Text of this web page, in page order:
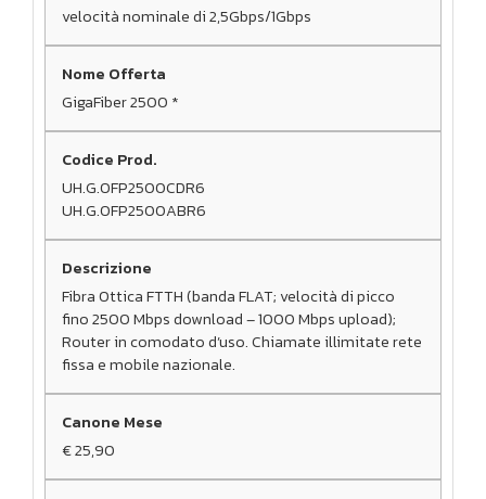
velocità nominale di 2,5Gbps/1Gbps
GigaFiber 2500 *
UH.G.OFP2500CDR6
UH.G.OFP2500ABR6
Fibra Ottica FTTH (banda FLAT; velocità di picco
fino 2500 Mbps download – 1000 Mbps upload);
Router in comodato d’uso. Chiamate illimitate rete
fissa e mobile nazionale.
€ 25,90